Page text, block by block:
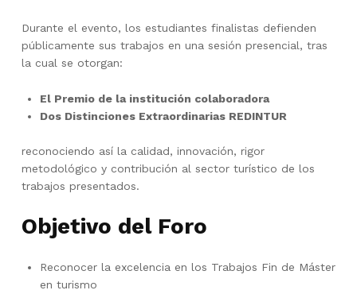
Durante el evento, los estudiantes finalistas defienden
públicamente sus trabajos en una sesión presencial, tras
la cual se otorgan:
El Premio de la institución colaboradora
Dos Distinciones Extraordinarias REDINTUR
reconociendo así la calidad, innovación, rigor
metodológico y contribución al sector turístico de los
trabajos presentados.
Objetivo del Foro
Reconocer la excelencia en los Trabajos Fin de Máster
en turismo